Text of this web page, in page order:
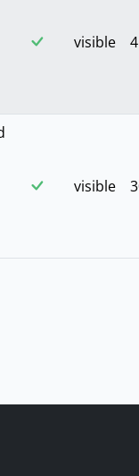
visible
visible